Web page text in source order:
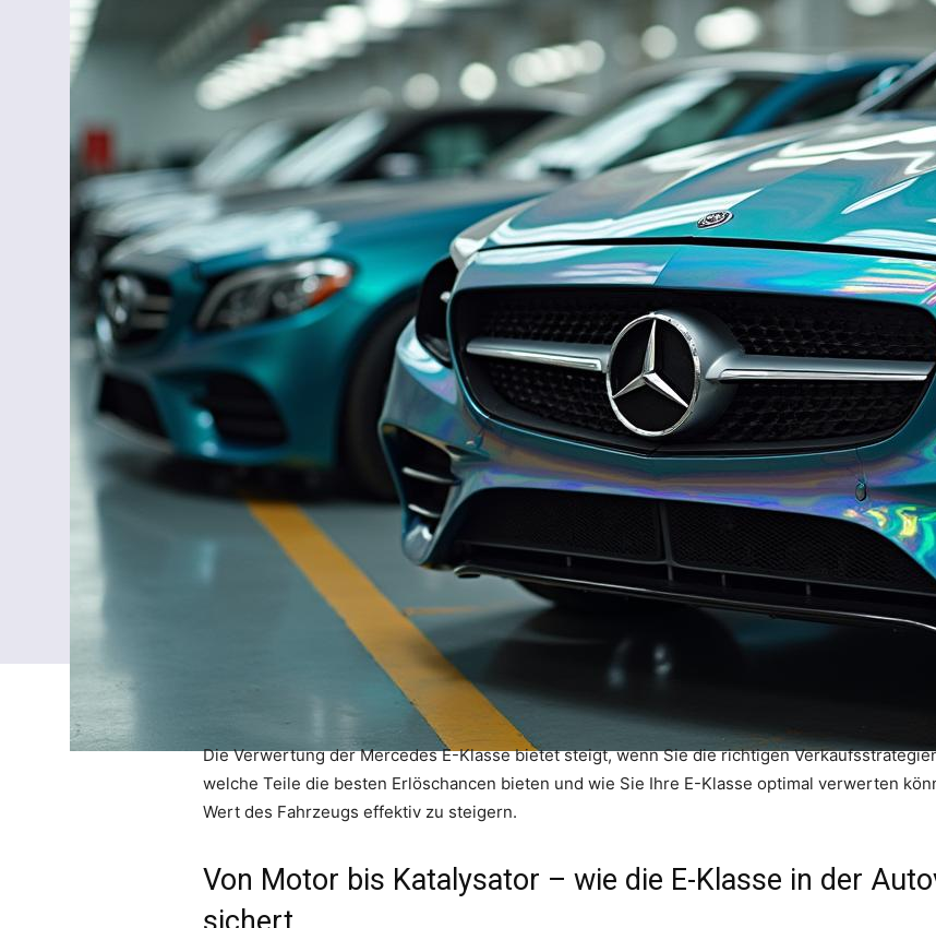
Die Verwertung der Mercedes E-Klasse bietet steigt, wenn Sie die richtigen
welche Teile die besten Erlöschancen bieten und wie Sie Ihre E-Klasse optimal verwerten
Wert des Fahrzeugs effektiv zu steigern.
Von Motor bis Katalysator – wie die E-Klasse in der